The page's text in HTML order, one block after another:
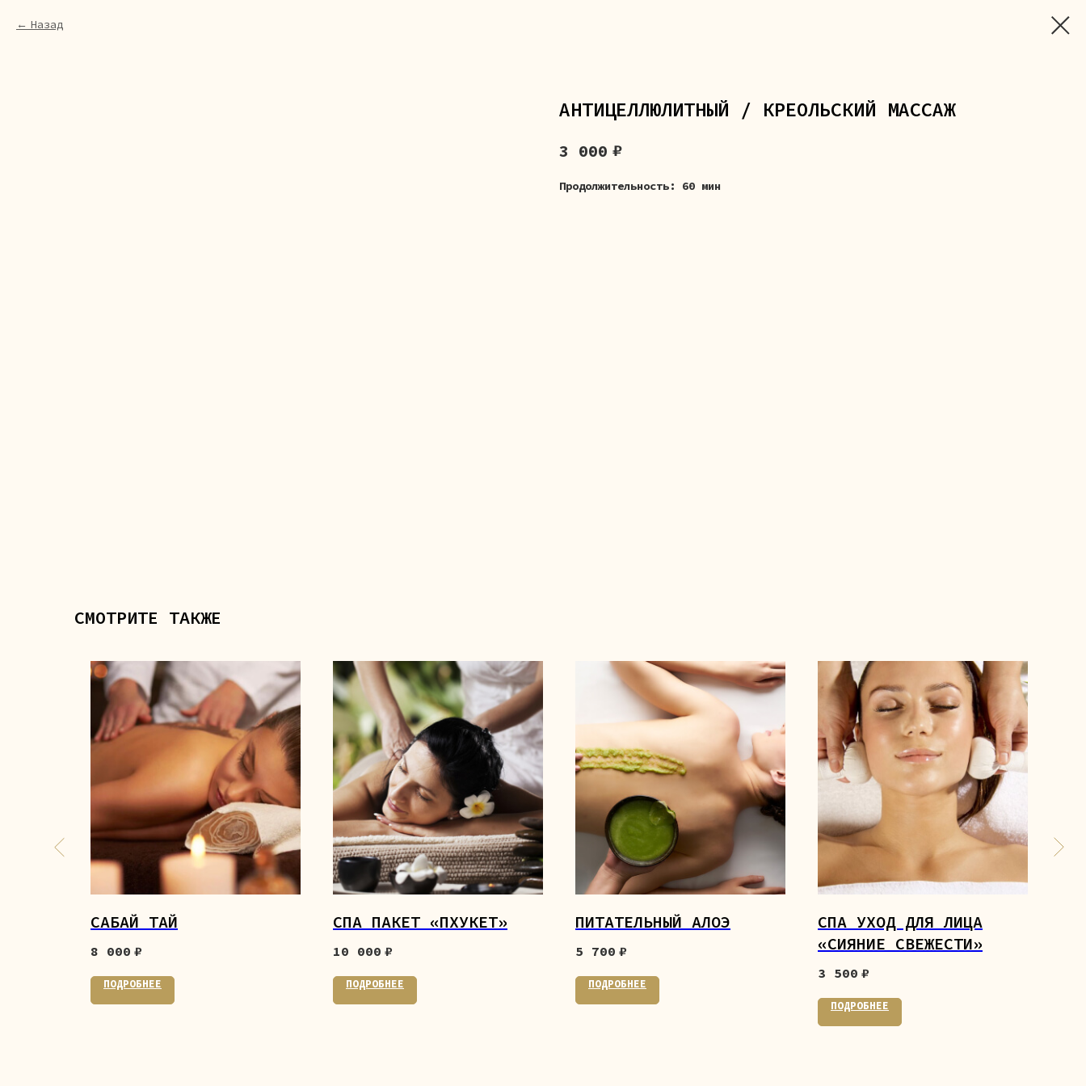
Назад
АНТИЦЕЛЛЮЛИТНЫЙ / КРЕОЛЬСКИЙ МАССАЖ
3 000 ₽
Продолжительность: 60 мин
СМОТРИТЕ ТАКЖЕ
САБАЙ ТАЙ
8 000 ₽
ПОДРОБНЕЕ
СПА ПАКЕТ «ПХУКЕТ»
10 000 ₽
ПОДРОБНЕЕ
ПИТАТЕЛЬНЫЙ АЛОЭ
5 700 ₽
ПОДРОБНЕЕ
СПА УХОД ДЛЯ ЛИЦА
«СИЯНИЕ СВЕЖЕСТИ»
3 500 ₽
ПОДРОБНЕЕ